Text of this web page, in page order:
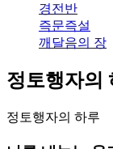
경전반
즉문즉설
깨달음의 장
정토행자의
정토행자의 하루